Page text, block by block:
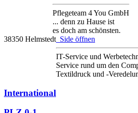
Pflegeteam 4 You GmbH
... denn zu Hause ist
es doch am schönsten.
38350 Helmstedt Side öffnen
IT-Service und
Service rund um den
Textildruck und -
International